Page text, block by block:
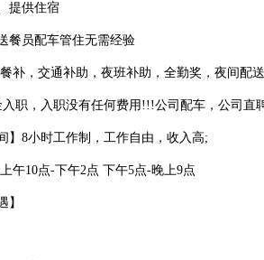
提供住宿
餐员配车管住无需经验
补，交通补助，夜班补助，全勤奖，夜间配
入职，入职没有任何费用!!!公司配车，公司直
】8小时工作制，工作自由，收入高;
午10点-下午2点 下午5点-晚上9点
】